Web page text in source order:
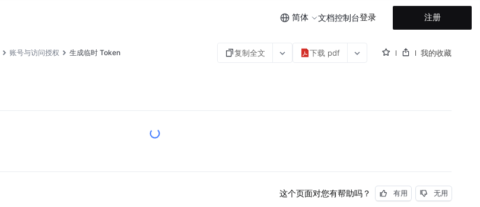
简体 文档控制台登录 注册
账号与访问授权 生成临时 Token 复制全文 下载 pdf 我的收藏
这个页面对您有帮助吗？ 有用 无用